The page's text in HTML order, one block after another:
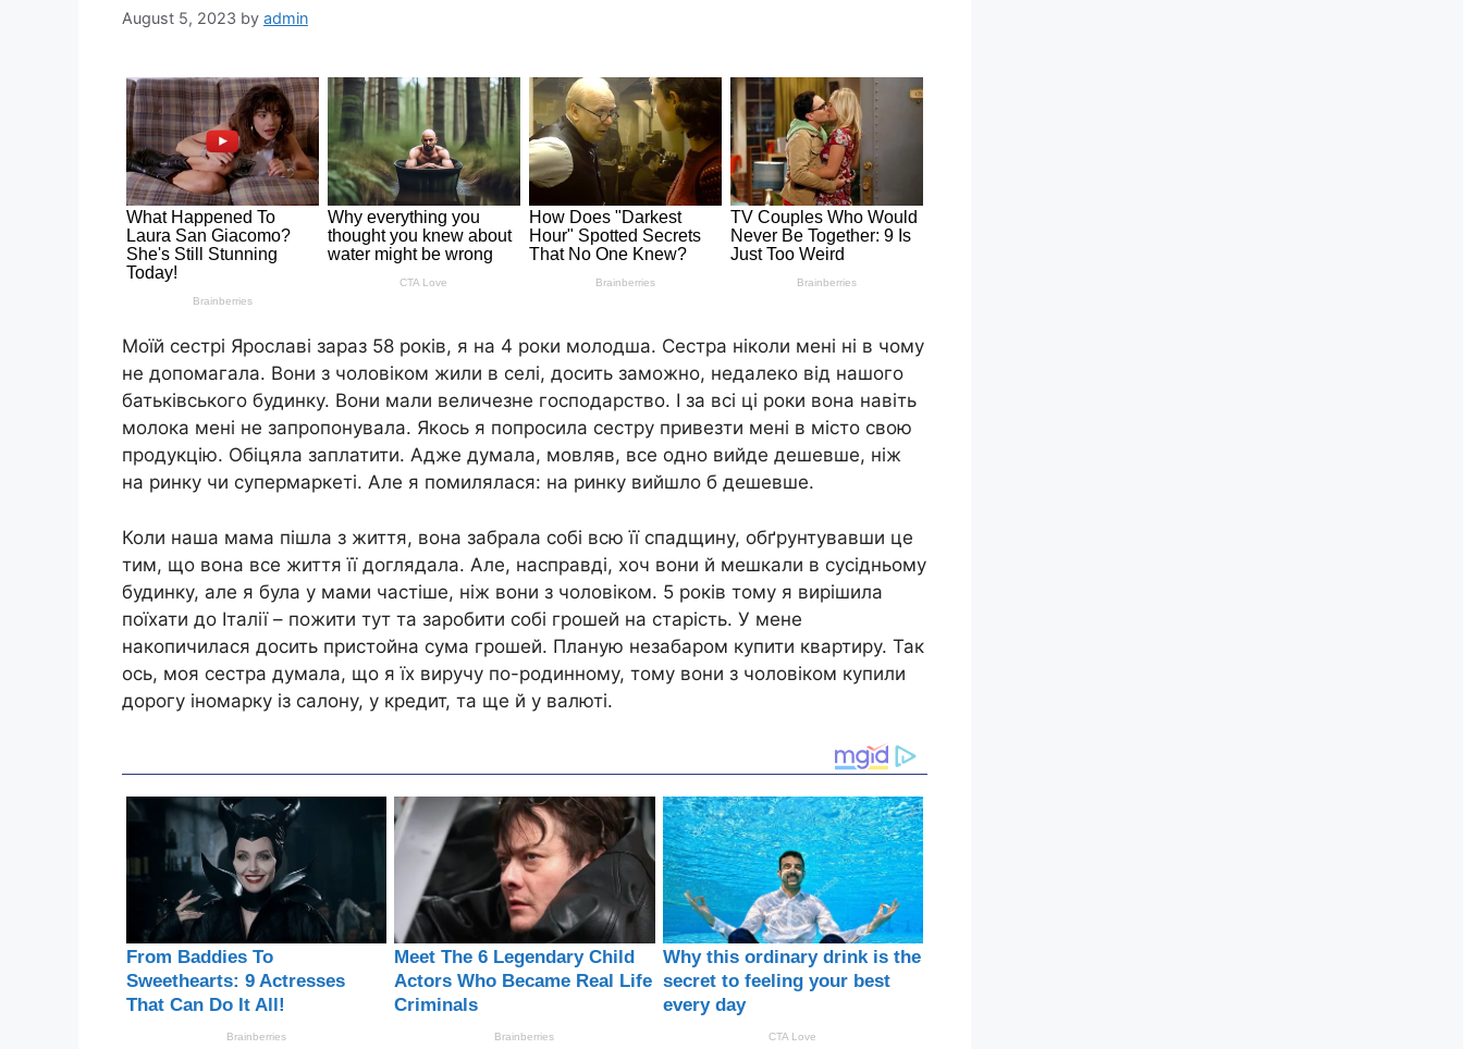
August 5, 2023 by admin
Моїй сестрі Ярославі зараз 58 років, я на 4 роки молодша. Сестра ніколи мені ні в чому
не допомагала. Вони з чоловіком жили в селі, досить заможно, недалеко від нашого
батьківського будинку. Вони мали величезне господарство. І за всі ці роки вона навіть
молока мені не запропонувала. Якось я попросила сестру привезти мені в місто свою
продукцію. Обіцяла заплатити. Адже думала, мовляв, все одно вийде дешевше, ніж
на ринку чи супермаркеті. Але я помилялася: на ринку вийшло б дешевше.
Коли наша мама пішла з життя, вона забрала собі всю її спадщину, обґрунтувавши це
тим, що вона все життя її доглядала. Але, насправді, хоч вони й мешкали в сусідньому
будинку, але я була у мами частіше, ніж вони з чоловіком. 5 років тому я вирішила
поїхати до Італії – пожити тут та заробити собі грошей на старість. У мене
накопичилася досить пристойна сума грошей. Планую незабаром купити квартиру. Так
ось, моя сестра думала, що я їх виручу по-родинному, тому вони з чоловіком купили
дорогу іномарку із салону, у кредит, та ще й у валюті.